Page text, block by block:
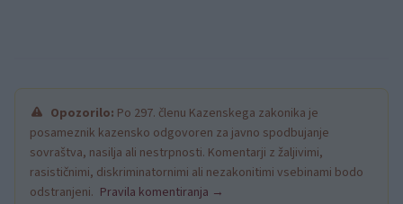
Opozorilo: Po 297. členu Kazenskega zakonika je
posameznik kazensko odgovoren za javno spodbujanje
sovraštva, nasilja ali nestrpnosti. Komentarji z žaljivimi,
rasističnimi, diskriminatornimi ali nezakonitimi vsebinami bodo
odstranjeni. Pravila komentiranja →